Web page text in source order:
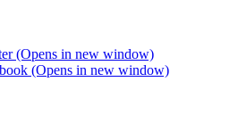
(Opens in new window)
(Opens in new window)